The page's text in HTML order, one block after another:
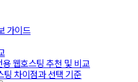
가이드
웹호스팅 추천 및 비교
차이점과 선택 기준